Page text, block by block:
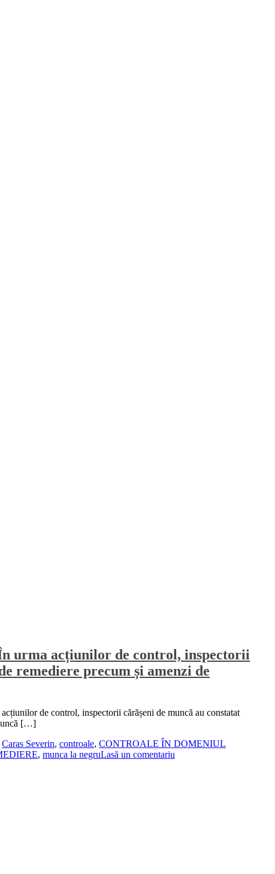
urma acțiunilor de control, inspectorii
remediere precum și amenzi de
de control, inspectorii cărășeni de muncă au constatat
[…]
Caras Severin, controale, CONTROALE ÎN DOMENIUL
, munca la negruLasă un comentariu